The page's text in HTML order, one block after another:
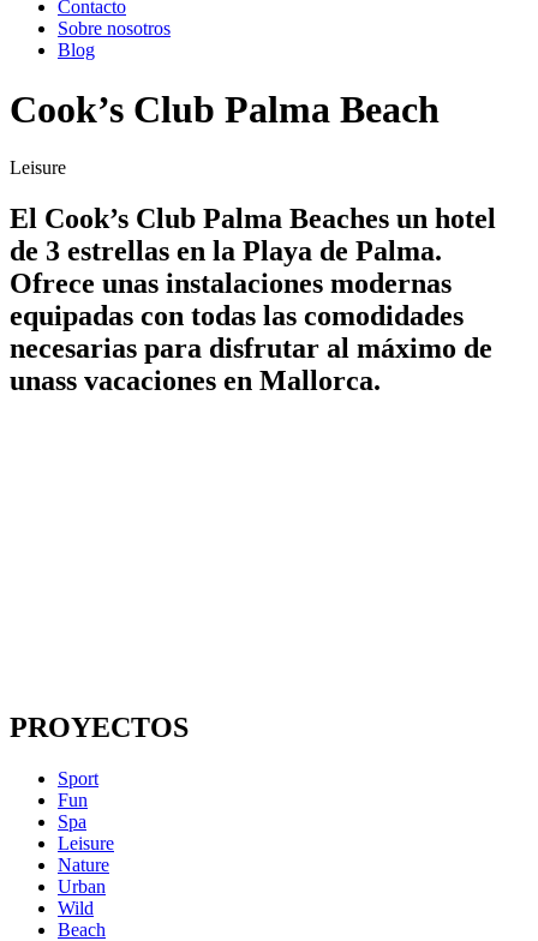
Contacto
Sobre nosotros
Blog
Cook’s Club Palma Beach
Leisure
El Cook’s Club Palma Beaches un hotel
de 3 estrellas en la Playa de Palma.
Ofrece unas instalaciones modernas
equipadas con todas las comodidades
necesarias para disfrutar al máximo de
unass vacaciones en Mallorca.
PROYECTOS
Sport
Fun
Spa
Leisure
Nature
Urban
Wild
Beach